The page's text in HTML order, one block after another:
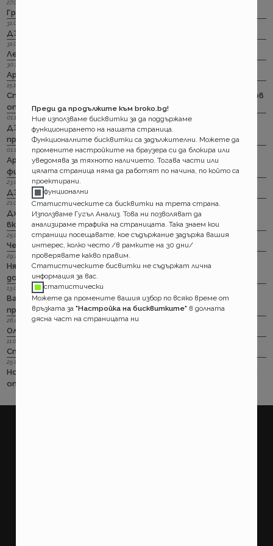
27.04.2023 г.
Групама: За каското
31.03.2023 г.
ДЗИ: Отличници в ликвидацията по каско
31.03.2023 г.
Лев Инс: Още месец на промоция по каско
30.11.2022 г.
Армеец: И асистанс за България по каско
15.11.2022 г.
Стикерът по гражданска отговорност с впечатляващ нов
опит да влезе в историята
01.11.2022 г.
ДЗИ: Стрийминг застраховката за злополука на промоция
през ноември
01.11.2022 г.
Армеец: Имуществото на лимит на промоция. Това за
фирмите също
23.09.2022 г.
ДЗИ: Ами няма такова каско!
21.09.2022 г.
Дженерали: Критични болести по злополука и заболяване,
включително и при задължителната трудова.
25.08.2022 г.
Черно бялото ще е новото зелено и у нас. Дали?
29.12.2018 г.
Няма да работим на 31-ви. Весело посрещане на една по -
добра година.
13.08.2018 г.
Важно! Вашата полица в Олимпик трябва да бъде
прекратена на 17.08.2018г
26.07.2018 г.
Олимпик са вече без лиценз
11.05.2018 г.
Спираме Олимпик
25.01.2018 г.
Нова вълна на чувствително поскъпване на ГО-то тръгва
от следващата седмица
Преди да продължите към broko.bg!
Ние използваме бисквитки за да поддържаме
функционирането на нашата страница.
Функционалните бисквитки са задължителни. Можете да
промените настройките на браузера си да блокира или
уведомява за тяхното наличието. Тогава части или
цялата страница няма да работят по начина, по който са
проектирани.
фунционални
Статистическите са бисквитки на трета страна.
Използваме Гугъл Анализ. Това ни позволяват да
анализираме трафика на страницата. Така знаем кои
страници посещавате, кое съдържание задържа вашия
интерес, колко често /в рамките на 30 дни/
проверявате какво правим.
Статистическите бисвитки не съдържат лична
информация за вас.
статистически
Можете да промените вашия избор по всяко време от
връзката за "Настройка на бисквитките" в долната
дясна част на страницата ни